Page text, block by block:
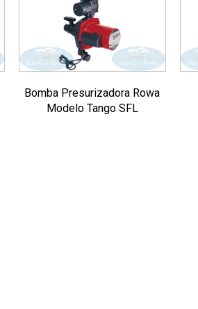
Bomba Presurizadora Rowa
Modelo Tango SFL